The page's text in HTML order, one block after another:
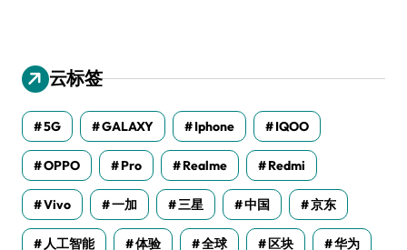
云标签
5G GALAXY Iphone IQOO
OPPO Pro Realme Redmi
Vivo 一加 三星 中国 京东
人工智能 体验 全球 区块 华为